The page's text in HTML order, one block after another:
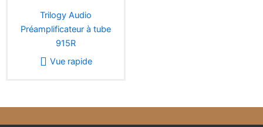
Trilogy Audio
Préamplificateur à tube
915R
Vue rapide